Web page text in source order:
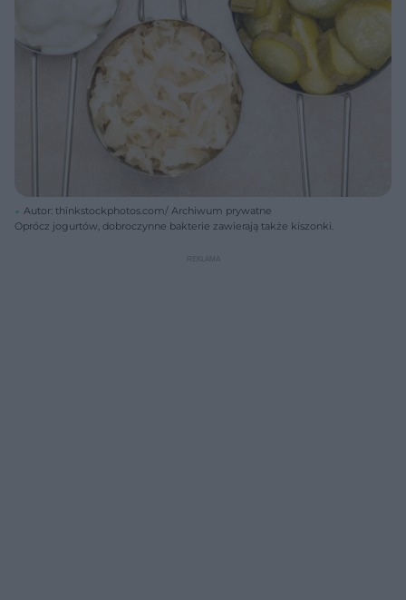
Autor: thinkstockphotos.com/ Archiwum prywatne
Oprócz jogurtów, dobroczynne bakterie zawierają także kiszonki.